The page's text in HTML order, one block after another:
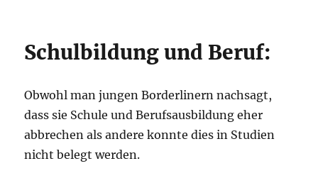
Schulbildung und Beruf:
Obwohl man jungen Borderlinern nachsagt,
dass sie Schule und Berufsausbildung eher
abbrechen als andere konnte dies in Studien
nicht belegt werden.